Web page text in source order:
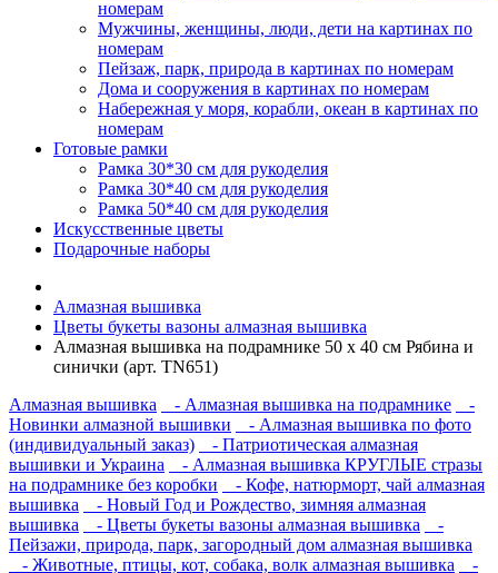
номерам
Мужчины, женщины, люди, дети на картинах по
номерам
Пейзаж, парк, природа в картинах по номерам
Дома и сооружения в картинах по номерам
Набережная у моря, корабли, океан в картинах по
номерам
Готовые рамки
Рамка 30*30 см для рукоделия
Рамка 30*40 см для рукоделия
Рамка 50*40 см для рукоделия
Искусственные цветы
Подарочные наборы
Алмазная вышивка
Цветы букеты вазоны алмазная вышивка
Алмазная вышивка на подрамнике 50 х 40 см Рябина и
синички (арт. TN651)
Алмазная вышивка
- Алмазная вышивка на подрамнике
-
Новинки алмазной вышивки
- Алмазная вышивка по фото
(индивидуальный заказ)
- Патриотическая алмазная
вышивки и Украина
- Алмазная вышивка КРУГЛЫЕ стразы
на подрамнике без коробки
- Кофе, натюрморт, чай алмазная
вышивка
- Новый Год и Рождество, зимняя алмазная
вышивка
- Цветы букеты вазоны алмазная вышивка
-
Пейзажи, природа, парк, загородный дом алмазная вышивка
- Животные, птицы, кот, собака, волк алмазная вышивка
-